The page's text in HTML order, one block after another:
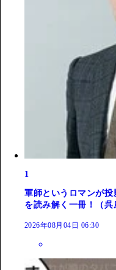
1
軍師というロマンが
を読み解く一冊！（呉
2026年08月04日 06:30